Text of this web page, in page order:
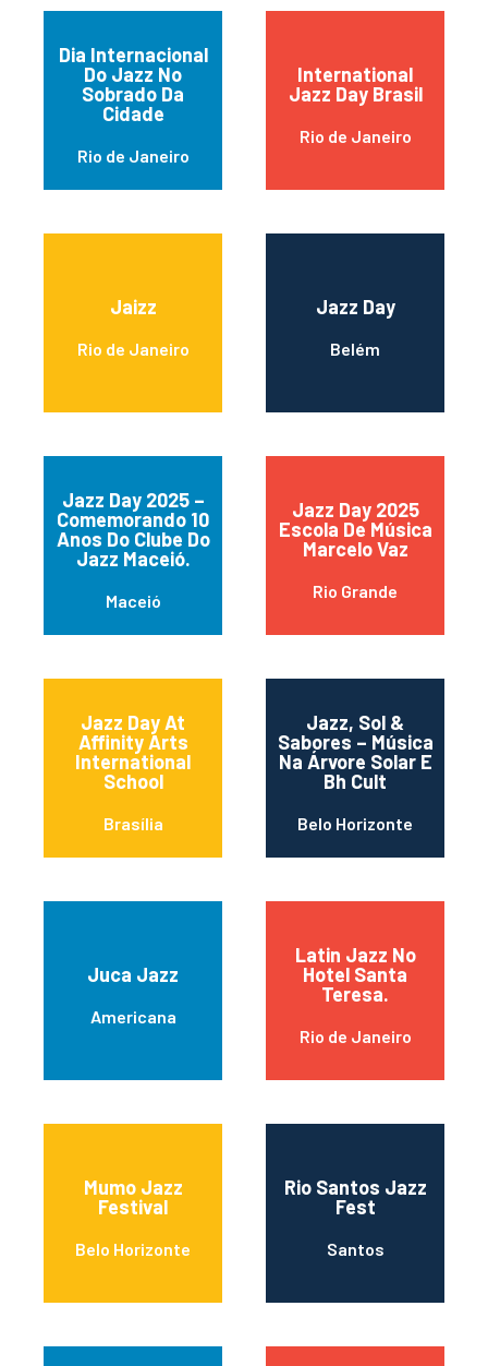
Dia Internacional
Do Jazz No
Sobrado Da
Cidade
Rio de Janeiro
International
Jazz Day Brasil
Rio de Janeiro
Jaizz
Rio de Janeiro
Jazz Day
Belém
Jazz Day 2025 –
Comemorando 10
Anos Do Clube Do
Jazz Maceió.
Maceió
Jazz Day 2025
Escola De Música
Marcelo Vaz
Rio Grande
Jazz Day At
Affinity Arts
International
School
Brasília
Jazz, Sol &
Sabores – Música
Na Árvore Solar E
Bh Cult
Belo Horizonte
Juca Jazz
Americana
Latin Jazz No
Hotel Santa
Teresa.
Rio de Janeiro
Mumo Jazz
Festival
Belo Horizonte
Rio Santos Jazz
Fest
Santos